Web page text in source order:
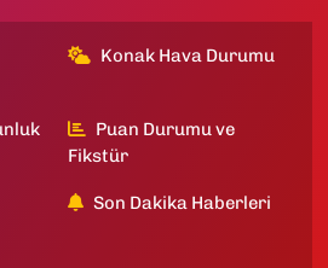
Konak Hava Durumu
Puan Durumu ve
Fikstür
Son Dakika Haberleri